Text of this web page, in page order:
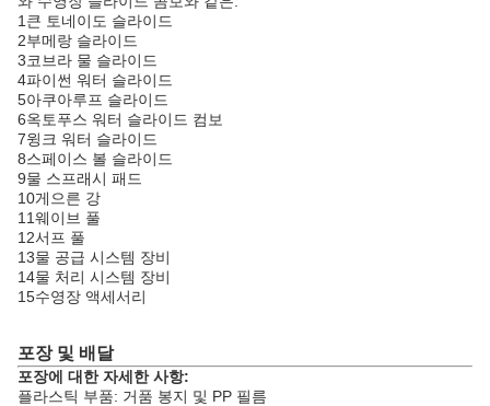
1큰 토네이도 슬라이드
2부메랑 슬라이드
3코브라 물 슬라이드
4파이썬 워터 슬라이드
5아쿠아루프 슬라이드
6옥토푸스 워터 슬라이드 컴보
7윙크 워터 슬라이드
8스페이스 볼 슬라이드
9물 스프래시 패드
10게으른 강
11웨이브 풀
12서프 풀
13물 공급 시스템 장비
14물 처리 시스템 장비
15수영장 액세서리
포장 및 배달
포장에 대한 자세한 사항:
플라스틱 부품: 거품 봉지 및 PP 필름